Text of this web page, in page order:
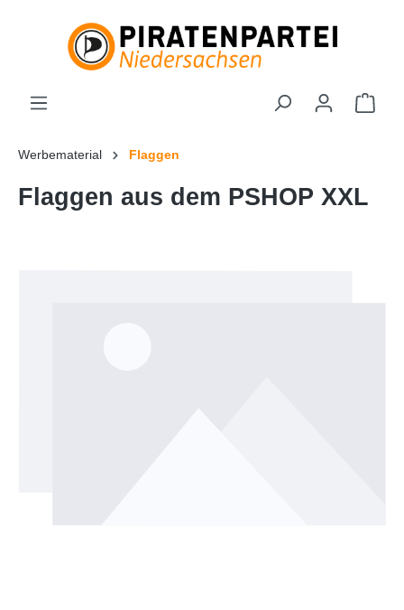
Werbematerial Flaggen
Flaggen aus dem PSHOP XXL